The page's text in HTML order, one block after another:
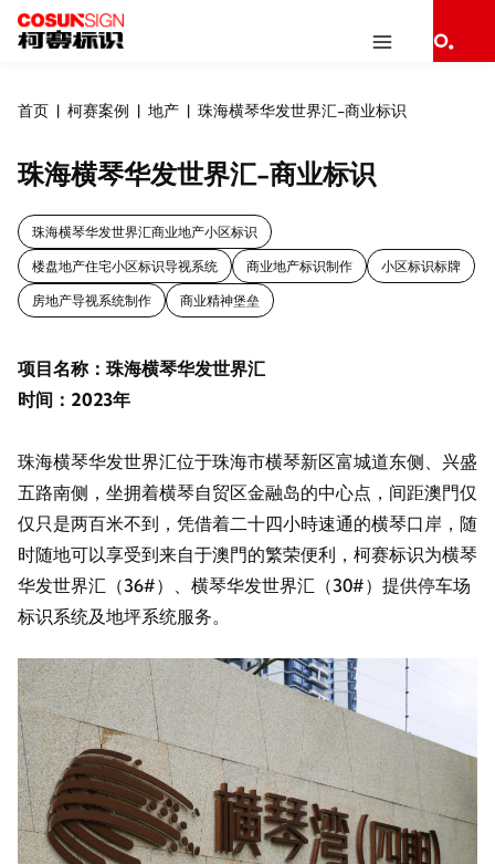
首页 柯赛案例 地产 珠海横琴华发世界汇-商业标识
珠海横琴华发世界汇-商业标识
珠海横琴华发世界汇商业地产小区标识
楼盘地产住宅小区标识导视系统 商业地产标识制作 小区标识标牌
房地产导视系统制作 商业精神堡垒
项目名称：珠海横琴华发世界汇
时间：2023年
珠海横琴华发世界汇位于珠海市横琴新区富城道东侧、兴盛
五路南侧，坐拥着横琴自贸区金融岛的中心点，间距澳門仅
仅只是两百米不到，凭借着二十四小時速通的横琴口岸，随
时随地可以享受到来自于澳門的繁荣便利，柯赛标识为横琴
华发世界汇（36#）、横琴华发世界汇（30#）提供停车场
标识系统及地坪系统服务。